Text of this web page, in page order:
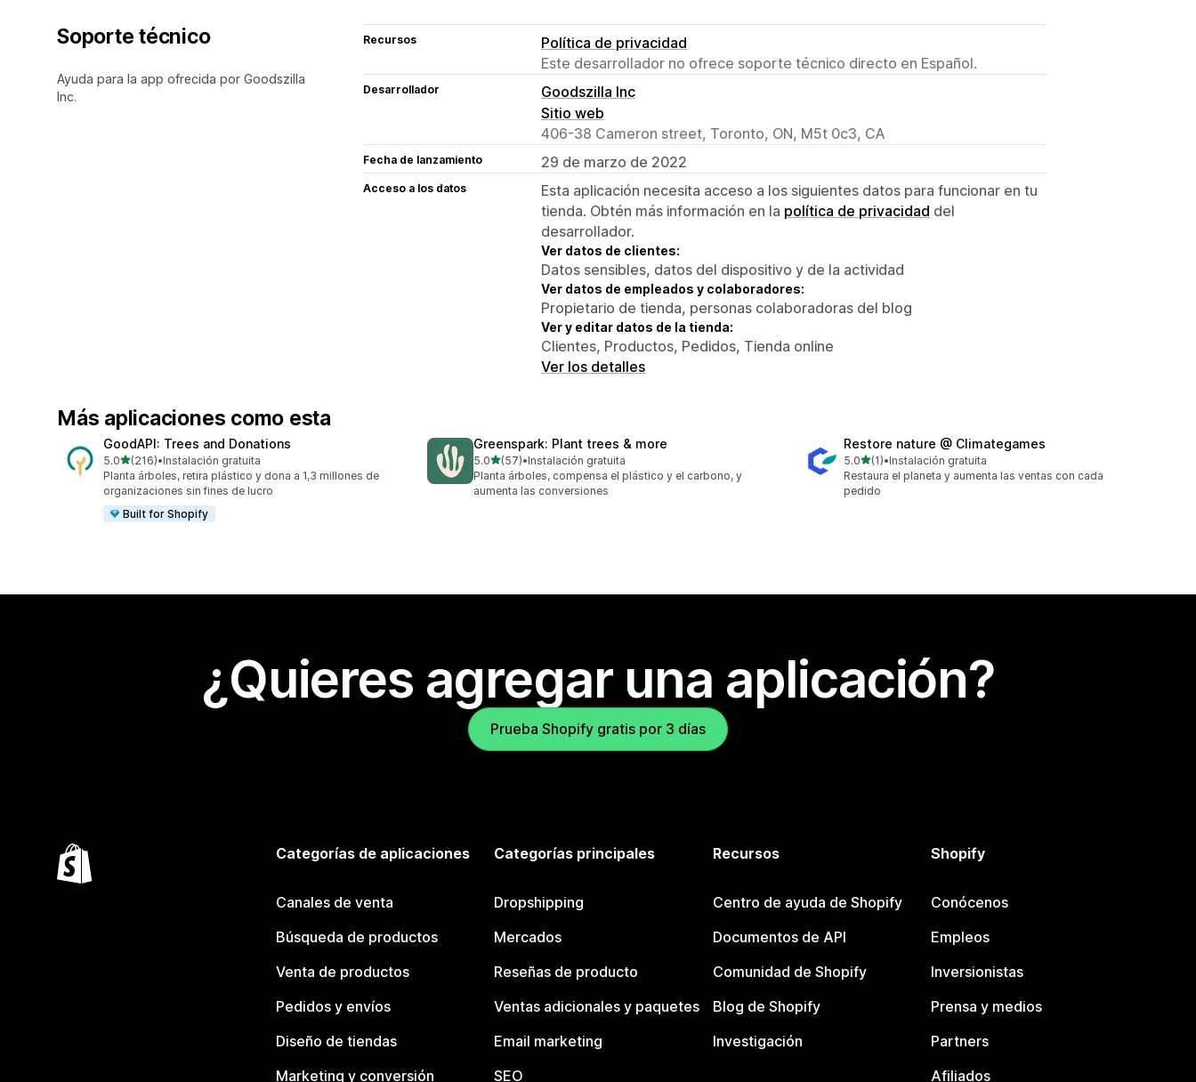
Soporte técnico
Ayuda para la app ofrecida por Goodszilla
Inc.
Recursos
Política de privacidad
Este desarrollador no ofrece soporte técnico directo en Español.
Desarrollador
Goodszilla Inc
Sitio web
406-38 Cameron street, Toronto, ON, M5t 0c3, CA
Fecha de lanzamiento 29 de marzo de 2022
Acceso a los datos
Esta aplicación necesita acceso a los siguientes datos para funcionar en tu
tienda. Obtén más información en la política de privacidad del
desarrollador.
Ver datos de clientes:
Datos sensibles, datos del dispositivo y de la actividad
Ver datos de empleados y colaboradores:
Propietario de tienda, personas colaboradoras del blog
Ver y editar datos de la tienda:
Clientes, Productos, Pedidos, Tienda online
Ver los detalles
Más aplicaciones como esta
GoodAPI: Trees and Donations
5.0de 5 estrellas
(216)
216 reseñas en total
•Instalación gratuita
Planta árboles, retira plástico y dona a 1,3 millones de
organizaciones sin fines de lucro
Built for Shopify
Greenspark: Plant trees & more
5.0de 5 estrellas
(57)
57 reseñas en total
•Instalación gratuita
Planta árboles, compensa el plástico y el carbono, y
aumenta las conversiones
Restore nature @ Climategames
5.0de 5 estrellas
(1)
1 reseñas en total
•Instalación gratuita
Restaura el planeta y aumenta las ventas con cada
pedido
¿Quieres agregar una aplicación?
Prueba Shopify gratis por 3 días
Categorías de aplicaciones
Canales de venta
Búsqueda de productos
Venta de productos
Pedidos y envíos
Diseño de tiendas
Marketing y conversión
Categorías principales
Dropshipping
Mercados
Reseñas de producto
Ventas adicionales y paquetes
Email marketing
SEO
Recursos
Centro de ayuda de Shopify
Documentos de API
Comunidad de Shopify
Blog de Shopify
Investigación
Shopify
Conócenos
Empleos
Inversionistas
Prensa y medios
Partners
Afiliados